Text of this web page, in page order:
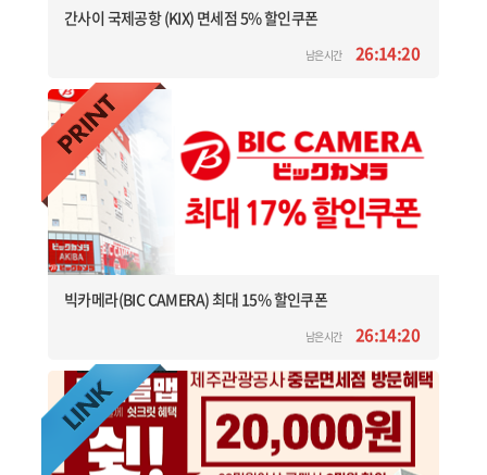
간사이 국제공항 (KIX) 면세점 5% 할인쿠폰
남은시간 26:14:20
빅카메라(BIC CAMERA) 최대 15% 할인쿠폰
남은시간 26:14:20